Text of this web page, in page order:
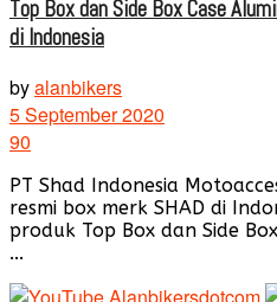
Top Box dan Side Box Case
di Indonesia
byalanbikers
5 September 2020
90
PT Shad Indonesia
resmi box merk SHAD di
produk Top Box dan Side
...